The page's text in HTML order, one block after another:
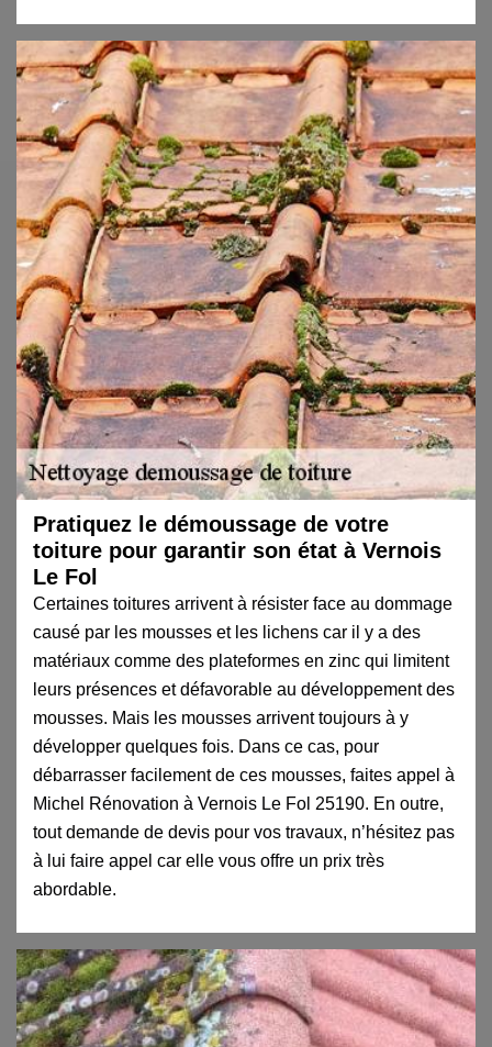
Pratiquez le démoussage de votre
toiture pour garantir son état à Vernois
Le Fol
Certaines toitures arrivent à résister face au dommage
causé par les mousses et les lichens car il y a des
matériaux comme des plateformes en zinc qui limitent
leurs présences et défavorable au développement des
mousses. Mais les mousses arrivent toujours à y
développer quelques fois. Dans ce cas, pour
débarrasser facilement de ces mousses, faites appel à
Michel Rénovation à Vernois Le Fol 25190. En outre,
tout demande de devis pour vos travaux, n’hésitez pas
à lui faire appel car elle vous offre un prix très
abordable.